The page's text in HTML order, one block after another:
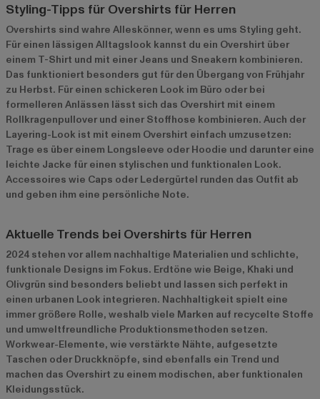
Styling-Tipps für Overshirts für Herren
Overshirts sind wahre Alleskönner, wenn es ums Styling geht.
Für einen lässigen Alltagslook kannst du ein Overshirt über
einem T-Shirt und mit einer Jeans und Sneakern kombinieren.
Das funktioniert besonders gut für den Übergang von Frühjahr
zu Herbst. Für einen schickeren Look im Büro oder bei
formelleren Anlässen lässt sich das Overshirt mit einem
Rollkragenpullover und einer Stoffhose kombinieren. Auch der
Layering-Look ist mit einem Overshirt einfach umzusetzen:
Trage es über einem Longsleeve oder Hoodie und darunter eine
leichte Jacke für einen stylischen und funktionalen Look.
Accessoires wie Caps oder Ledergürtel runden das Outfit ab
und geben ihm eine persönliche Note.
Aktuelle Trends bei Overshirts für Herren
2024 stehen vor allem nachhaltige Materialien und schlichte,
funktionale Designs im Fokus. Erdtöne wie Beige, Khaki und
Olivgrün sind besonders beliebt und lassen sich perfekt in
einen urbanen Look integrieren. Nachhaltigkeit spielt eine
immer größere Rolle, weshalb viele Marken auf recycelte Stoffe
und umweltfreundliche Produktionsmethoden setzen.
Workwear-Elemente, wie verstärkte Nähte, aufgesetzte
Taschen oder Druckknöpfe, sind ebenfalls ein Trend und
machen das Overshirt zu einem modischen, aber funktionalen
Kleidungsstück.